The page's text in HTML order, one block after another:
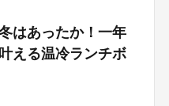
はあったか！一年
える温冷ランチボ